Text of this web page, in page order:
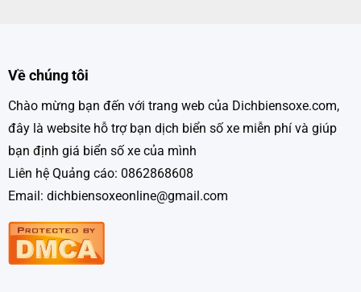
Về chúng tôi
Chào mừng bạn đến với trang web của Dichbiensoxe.com,
đây là website hỗ trợ bạn dịch biển số xe miễn phí và giúp
bạn định giá biển số xe của mình
Liên hệ Quảng cáo: 0862868608
Email: dichbiensoxeonline@gmail.com